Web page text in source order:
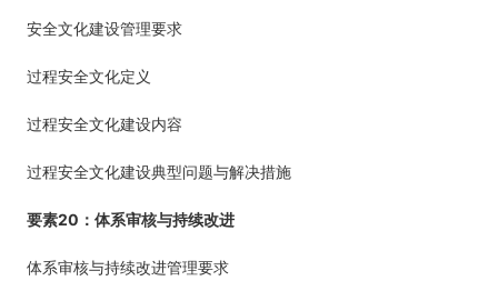
安全文化建设管理要求
过程安全文化定义
过程安全文化建设内容
过程安全文化建设典型问题与解决措施
要素20 ：体系审核与持续改进
体系审核与持续改进管理要求